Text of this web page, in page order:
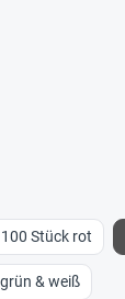
100 Stück rot
& weiß